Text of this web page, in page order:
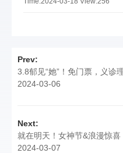
Prev:
3.8郁见“她”！免门票，义诊
2024-03-06
Next:
就在明天！女神节&浪漫惊喜
2024-03-07